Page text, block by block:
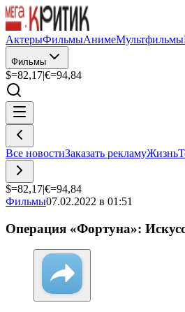
АктерыФильмыАнимеМультфильмы
Фильмы
$=82,17|€=94,84
Все новостиЗаказать рекламуЖизнь
$=82,17|€=94,84
Фильмы07.02.2022 в 01:51
Операция «Фортуна»: